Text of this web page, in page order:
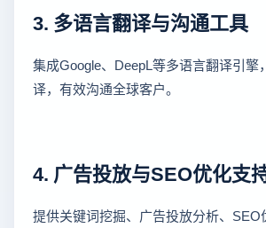
3. 多语言翻译与沟通工具
集成Google、DeepL等多语言翻译引擎
译，有效沟通全球客户。
4. 广告投放与SEO优化支
提供关键词挖掘、广告投放分析、SEO